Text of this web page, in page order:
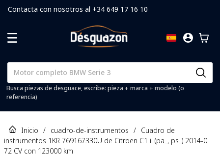
Contacta con nosotros al +34 649 17 16 10
Busca piezas de desguace, escribe: pieza + marca + modelo (o
referencia)
Inicio / cuadro-de-instrumentos / Cuadro de
instrumentos 1KR 769167330U de Citroen C1 ii (pa_, ps_) 2014-0
72 CV con 123000 km